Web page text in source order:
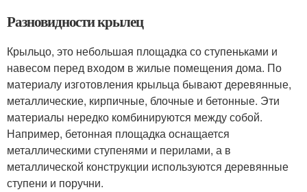
Разновидности крылец
Крыльцо, это небольшая площадка со ступеньками и
навесом перед входом в жилые помещения дома. По
материалу изготовления крыльца бывают деревянные,
металлические, кирпичные, блочные и бетонные. Эти
материалы нередко комбинируются между собой.
Например, бетонная площадка оснащается
металлическими ступенями и перилами, а в
металлической конструкции используются деревянные
ступени и поручни.